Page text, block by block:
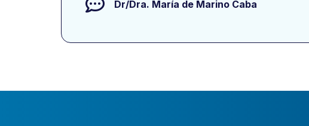
Dr/Dra. María de Marino Caba